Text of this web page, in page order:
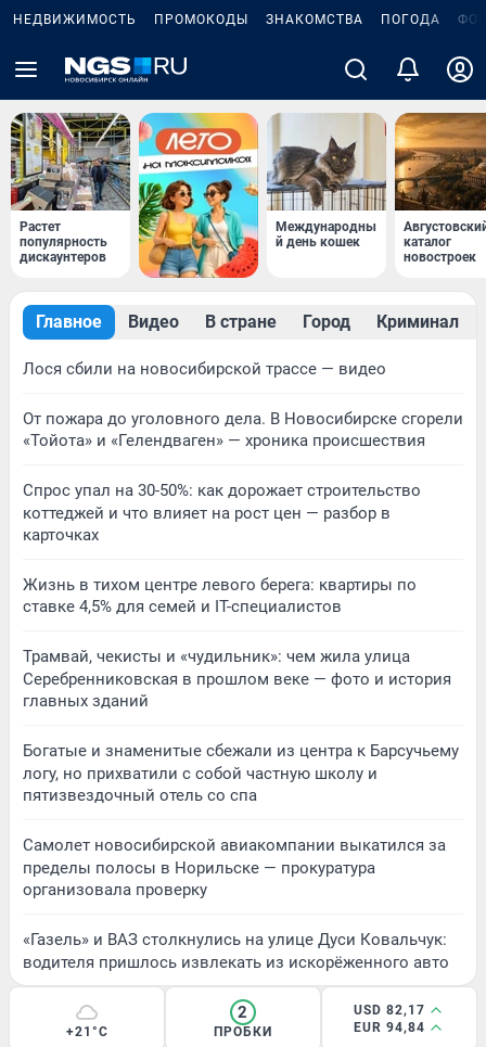
НЕДВИЖИМОСТЬ ПРОМОКОДЫ ЗНАКОМСТВА ПОГОДА
Растет
популярность
дискаунтеров
Международны
й день кошек
каталог
новостроек
Главное Видео В стране Город Криминал
Лося сбили на новосибирской трассе — видео
От пожара до уголовного дела. В Новосибирске сгорели
«Тойота» и «Гелендваген» — хроника происшествия
Спрос упал на 30-50%: как дорожает строительство
коттеджей и что влияет на рост цен — разбор в
карточках
Жизнь в тихом центре левого берега: квартиры по
ставке 4,5% для семей и IT-специалистов
Трамвай, чекисты и «чудильник»: чем жила улица
Серебренниковская в прошлом веке — фото и история
главных зданий
Богатые и знаменитые сбежали из центра к Барсучьему
логу, но прихватили с собой частную школу и
пятизвездочный отель со спа
Самолет новосибирской авиакомпании выкатился за
пределы полосы в Норильске — прокуратура
организовала проверку
«Газель» и ВАЗ столкнулись на улице Дуси Ковальчук:
водителя пришлось извлекать из искорёженного авто
+21°C
2
ПРОБКИ
USD 82,17
EUR 94,84